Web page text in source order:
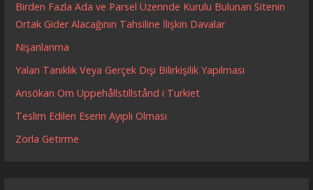
Birden Fazla Ada ve Parsel Üzerinde Kurulu Bulunan Sitenin
Ortak Gider Alacağının Tahsiline İlişkin Davalar
Nişanlanma
Yalan Tanıklık Veya Gerçek Dışı Bilirkişilik Yapılması
Ansökan Om Uppehållstillstånd i Turkiet
Teslim Edilen Eserin Ayıplı Olması
Zorla Getirme